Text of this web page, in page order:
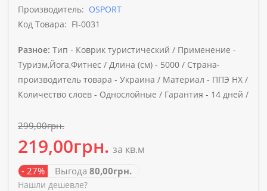
Производитель: OSPORT
Код Товара: FI-0031
Разное: Тип - Коврик туристический / Применение -
Туризм,Йога,Фитнес / Длина (см) - 5000 / Страна-
производитель товара - Украина / Материал - ППЭ НХ /
Количество слоев - Однослойные / Гарантия - 14 дней /
299,00грн.
219,00грн. за кв.м
- 27% Выгода 80,00грн.
Нашли дешевле?